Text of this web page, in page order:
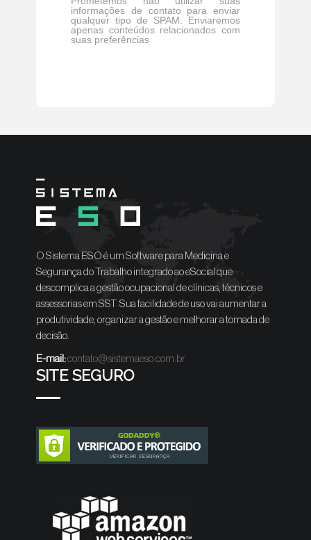
informações de contato para enviar
qualquer tipo de SPAM. Enviaremos
apenas conteúdos relacionados com
suas preferências
O Sistema ESO é um Software para Medicina e
Segurança do Trabalho integrado ao eSocial que
descomplica a gestão ocupacional de clínicas, técnicos e
assessorias em SST. Sua facilidade de uso vai aumentar a
produtividade, organizar a gestão e melhorar a tomada de
decisão.
E-mail:contato@sistemaeso.com.br
SITE SEGURO